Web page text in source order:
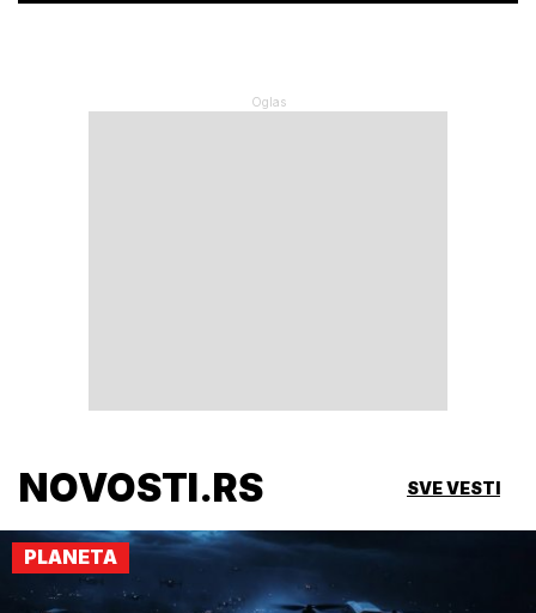
NOVOSTI.RS SVE VESTI
PLANETA